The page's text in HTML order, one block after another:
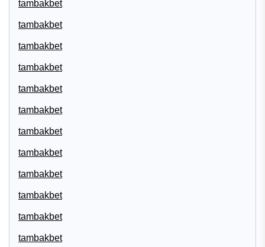
tambakbet
tambakbet
tambakbet
tambakbet
tambakbet
tambakbet
tambakbet
tambakbet
tambakbet
tambakbet
tambakbet
tambakbet